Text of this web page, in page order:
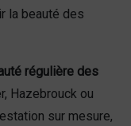
la beauté des
régulière des
Hazebrouck ou
sur mesure,